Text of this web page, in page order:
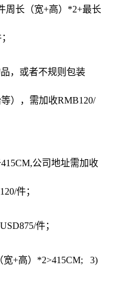
周长（宽+高）*2+最长
，或者不规则包装
），需加收RMB120/
公司地址需加收
件；
件；
宽+高）*2>415CM; 3)